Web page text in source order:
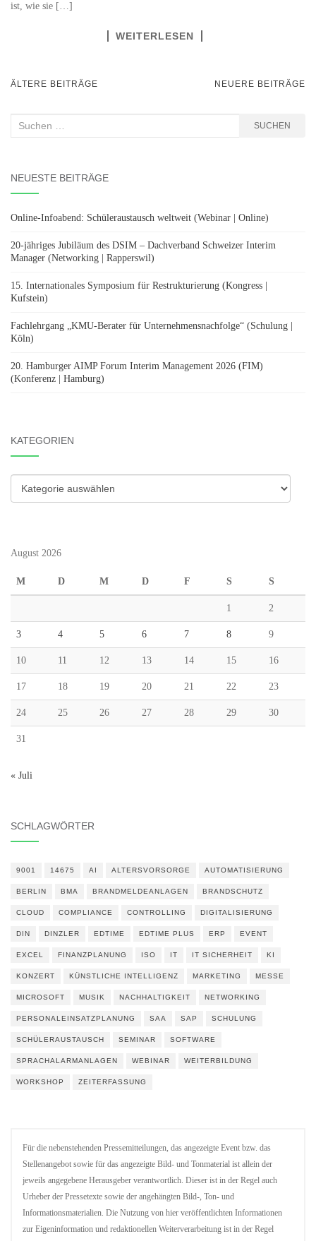
ist, wie sie […]
WEITERLESEN
BEITRAGSNAVIGATION
ÄLTERE BEITRÄGE NEUERE BEITRÄGE
Suchen
SUCHEN
NEUESTE BEITRÄGE
Online-Infoabend: Schüleraustausch weltweit (Webinar | Online)
20-jähriges Jubiläum des DSIM – Dachverband Schweizer Interim
Manager (Networking | Rapperswil)
15. Internationales Symposium für Restrukturierung (Kongress |
Kufstein)
Fachlehrgang „KMU-Berater für Unternehmensnachfolge“ (Schulung |
Köln)
20. Hamburger AIMP Forum Interim Management 2026 (FIM)
(Konferenz | Hamburg)
KATEGORIEN
Kategorien
August 2026
M D M D F S S
1 2
3 4 5 6 7 8 9
10 11 12 13 14 15 16
17 18 19 20 21 22 23
24 25 26 27 28 29 30
31
« Juli
SCHLAGWÖRTER
9001 14675 AI ALTERSVORSORGE AUTOMATISIERUNG
BERLIN BMA BRANDMELDEANLAGEN BRANDSCHUTZ
CLOUD COMPLIANCE CONTROLLING DIGITALISIERUNG
DIN DINZLER EDTIME EDTIME PLUS ERP EVENT
EXCEL FINANZPLANUNG ISO IT IT SICHERHEIT KI
KONZERT KÜNSTLICHE INTELLIGENZ MARKETING MESSE
MICROSOFT MUSIK NACHHALTIGKEIT NETWORKING
PERSONALEINSATZPLANUNG SAA SAP SCHULUNG
SCHÜLERAUSTAUSCH SEMINAR SOFTWARE
SPRACHALARMANLAGEN WEBINAR WEITERBILDUNG
WORKSHOP ZEITERFASSUNG
Für die nebenstehenden Pressemitteilungen, das angezeigte Event bzw. das
Stellenangebot sowie für das angezeigte Bild- und Tonmaterial ist allein der
jeweils angegebene Herausgeber verantwortlich. Dieser ist in der Regel auch
Urheber der Pressetexte sowie der angehängten Bild-, Ton- und
Informationsmaterialien. Die Nutzung von hier veröffentlichten Informationen
zur Eigeninformation und redaktionellen Weiterverarbeitung ist in der Regel